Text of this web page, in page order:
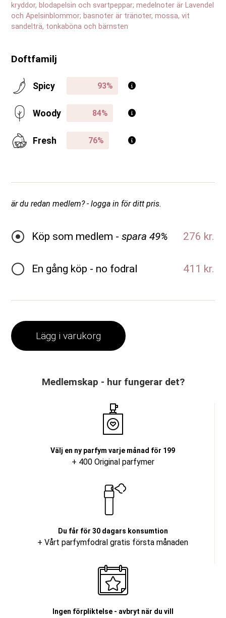
kryddor, blodapelsin och svartpeppar; medelnoter är Lavendel
och Apelsinblommor; basnoter är tränoter, mossa, vit
sandelträ, tonkaböna och bärnsten
Doftfamilj
Spicy
Woody
Fresh
är du redan medlem? - logga in för ditt pris.
Köp som medlem - spara 49% 276 kr.
En gång köp - no fodral 411 kr.
Lägg i varukorg
Medlemskap - hur fungerar det?
Välj en ny parfym varje månad för 199
+ 400 Original parfymer
Du får för 30 dagars konsumtion
+ Vårt parfymfodral gratis första månaden
Ingen förpliktelse - avbryt när du vill